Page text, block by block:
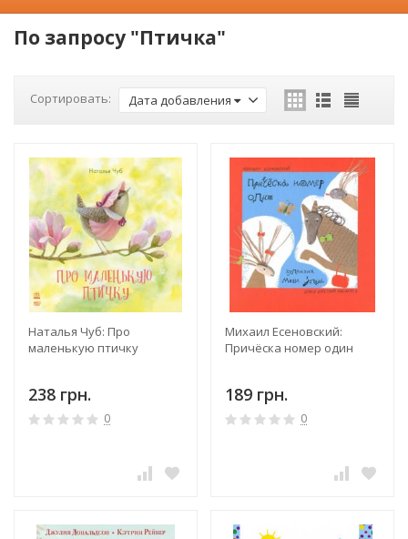
По запросу "Птичка"
Сортировать: Дата добавления
Наталья Чуб: Про
маленькую птичку
238 грн.
0
Михаил Есеновский:
Причёска номер один
189 грн.
0